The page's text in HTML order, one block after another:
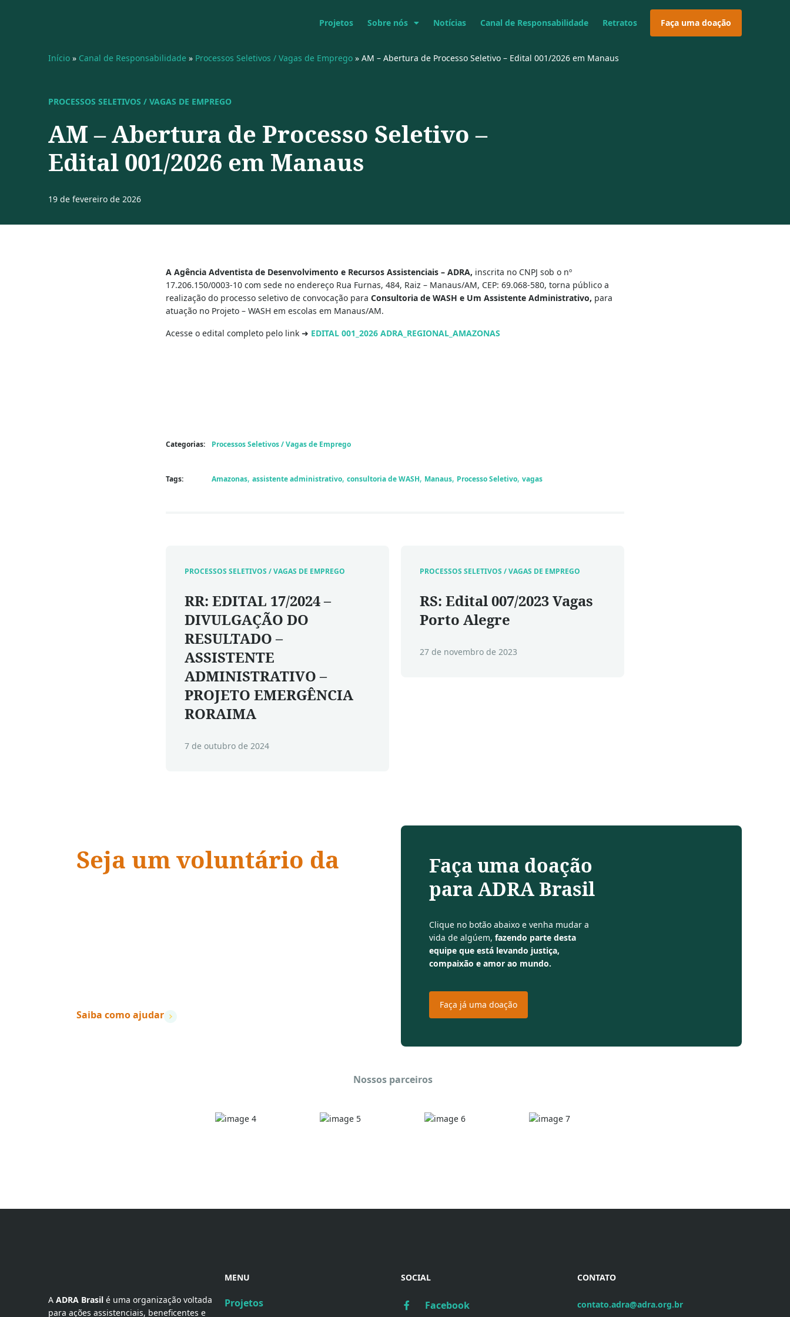
Projetos Sobre nós Notícias Canal de Responsabilidade Retratos Faça uma doação
Início » Canal de Responsabilidade » Processos Seletivos / Vagas de Emprego » AM – Abertura de Processo Seletivo – Edital 001/2026 em Manaus
PROCESSOS SELETIVOS / VAGAS DE EMPREGO
AM – Abertura de Processo Seletivo –
Edital 001/2026 em Manaus
19 de fevereiro de 2026
A Agência Adventista de Desenvolvimento e Recursos Assistenciais – ADRA, inscrita no CNPJ sob o nº
17.206.150/0003-10 com sede no endereço Rua Furnas, 484, Raiz – Manaus/AM, CEP: 69.068-580, torna público a
realização do processo seletivo de convocação para Consultoria de WASH e Um Assistente Administrativo, para
atuação no Projeto – WASH em escolas em Manaus/AM.
Acesse o edital completo pelo link ➜ EDITAL 001_2026 ADRA_REGIONAL_AMAZONAS
Categorias: Processos Seletivos / Vagas de Emprego
Tags: Amazonas, assistente administrativo, consultoria de WASH, Manaus, Processo Seletivo, vagas
PROCESSOS SELETIVOS / VAGAS DE EMPREGO
RR: EDITAL 17/2024 –
DIVULGAÇÃO DO
RESULTADO –
ASSISTENTE
ADMINISTRATIVO –
PROJETO EMERGÊNCIA
RORAIMA
7 de outubro de 2024
PROCESSOS SELETIVOS / VAGAS DE EMPREGO
RS: Edital 007/2023 Vagas
Porto Alegre
27 de novembro de 2023
Seja um voluntário da
Saiba como ajudar
Faça uma doação
para ADRA Brasil
Clique no botão abaixo e venha mudar a
vida de algúem, fazendo parte desta
equipe que está levando justiça,
compaixão e amor ao mundo.
Faça já uma doação
Nossos parceiros
A ADRA Brasil é uma organização voltada
para ações assistenciais, beneficentes e
MENU
Projetos
SOCIAL
Facebook
CONTATO
contato.adra@adra.org.br